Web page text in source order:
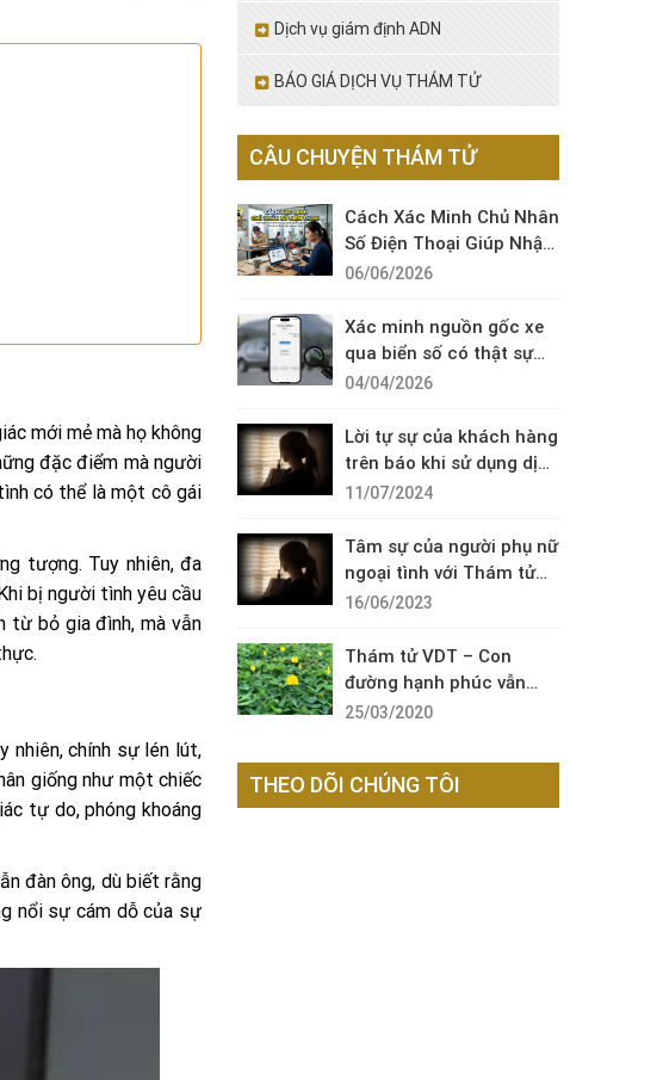
mới mẻ mà họ không
đặc điểm mà người
có thể là một cô gái
tượng. Tuy nhiên, đa
bị người tình yêu cầu
từ bỏ gia đình, mà vẫn
nhiên, chính sự lén lút,
giống như một chiếc
tự do, phóng khoáng
đàn ông, dù biết rằng
nổi sự cám dỗ của sự
Dịch vụ giám định ADN
BÁO GIÁ DỊCH VỤ THÁM TỬ
CÂU CHUYỆN THÁM TỬ
Cách Xác Minh Chủ Nhân
Số Điện Thoại Giúp Nhận
Diện Cuộc Gọi Đáng Ngờ
06/06/2026
Xác minh nguồn gốc xe
qua biển số có thật sự
cần thiết?
04/04/2026
Lời tự sự của khách hàng
trên báo khi sử dụng dịch
vụ thám tử sài gòn VDT
11/07/2024
Tâm sự của người phụ nữ
ngoại tình với Thám tử
VDT
16/06/2023
Thám tử VDT – Con
đường hạnh phúc vẫn
còn đó !
25/03/2020
THEO DÕI CHÚNG TÔI